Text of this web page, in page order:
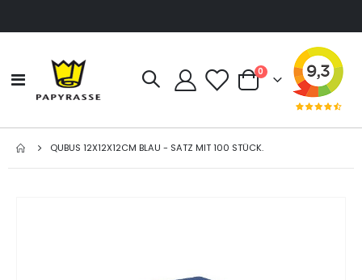
Navigation
umschalten
Cart
0Artikel
QUBUS 12X12X12CM BLAU - SATZ MIT 100 STÜCK.